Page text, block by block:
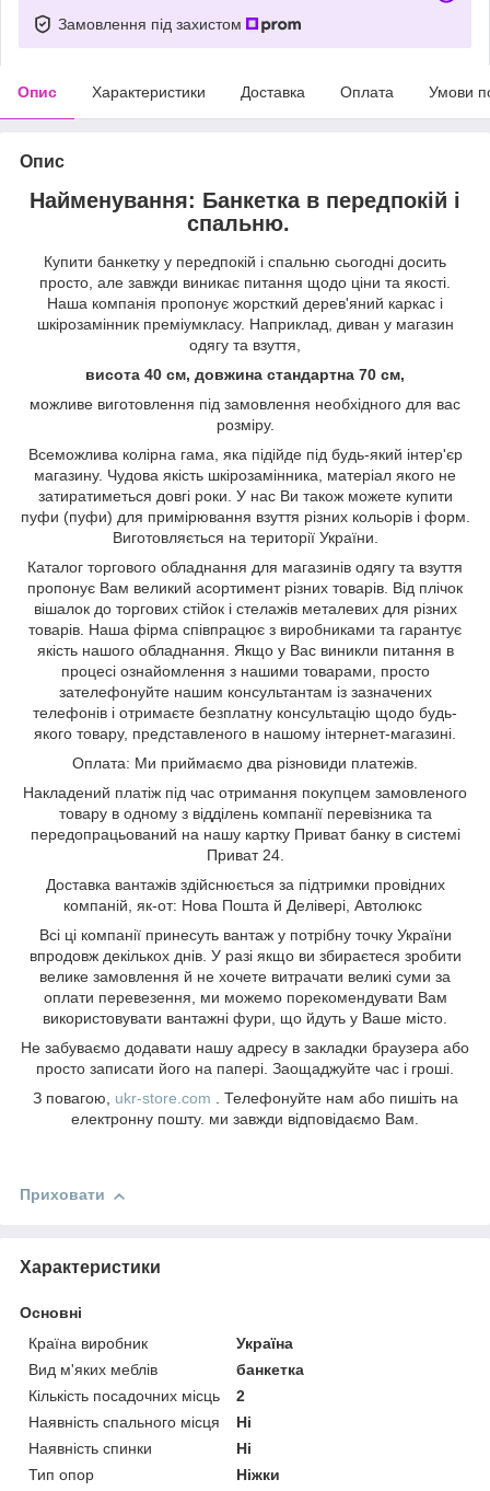
Замовлення під захистом
Опис Характеристики Доставка Оплата Умови
Опис
Найменування: Банкетка в передпокій і
спальню.
Купити банкетку у передпокій і спальню сьогодні досить
просто, але завжди виникає питання щодо ціни та якості.
Наша компанія пропонує жорсткий дерев'яний каркас і
шкірозамінник преміумкласу. Наприклад, диван у магазин
одягу та взуття,
висота 40 см, довжина стандартна 70 см,
можливе виготовлення під замовлення необхідного для вас
розміру.
Всеможлива колірна гама, яка підійде під будь-який інтер'єр
магазину. Чудова якість шкірозамінника, матеріал якого не
затиратиметься довгі роки. У нас Ви також можете купити
пуфи (пуфи) для примірювання взуття різних кольорів і форм.
Виготовляється на території України.
Каталог торгового обладнання для магазинів одягу та взуття
пропонує Вам великий асортимент різних товарів. Від плічок
вішалок до торгових стійок і стелажів металевих для різних
товарів. Наша фірма співпрацює з виробниками та гарантує
якість нашого обладнання. Якщо у Вас виникли питання в
процесі ознайомлення з нашими товарами, просто
зателефонуйте нашим консультантам із зазначених
телефонів і отримаєте безплатну консультацію щодо будь-
якого товару, представленого в нашому інтернет-магазині.
Оплата: Ми приймаємо два різновиди платежів.
Накладений платіж під час отримання покупцем замовленого
товару в одному з відділень компанії перевізника та
передопрацьований на нашу картку Приват банку в системі
Приват 24.
Доставка вантажів здійснюється за підтримки провідних
компаній, як-от: Нова Пошта й Делівері, Автолюкс
Всі ці компанії принесуть вантаж у потрібну точку України
впродовж декількох днів. У разі якщо ви збираєтеся зробити
велике замовлення й не хочете витрачати великі суми за
оплати перевезення, ми можемо порекомендувати Вам
використовувати вантажні фури, що йдуть у Ваше місто.
Не забуваємо додавати нашу адресу в закладки браузера або
просто записати його на папері. Заощаджуйте час і гроші.
З повагою, ukr-store.com . Телефонуйте нам або пишіть на
електронну пошту. ми завжди відповідаємо Вам.
Приховати
Характеристики
Основні
Країна виробник
Україна
Вид м'яких меблів
банкетка
Кількість посадочних місць
2
Наявність спального місця
Ні
Наявність спинки
Ні
Тип опор
Ніжки